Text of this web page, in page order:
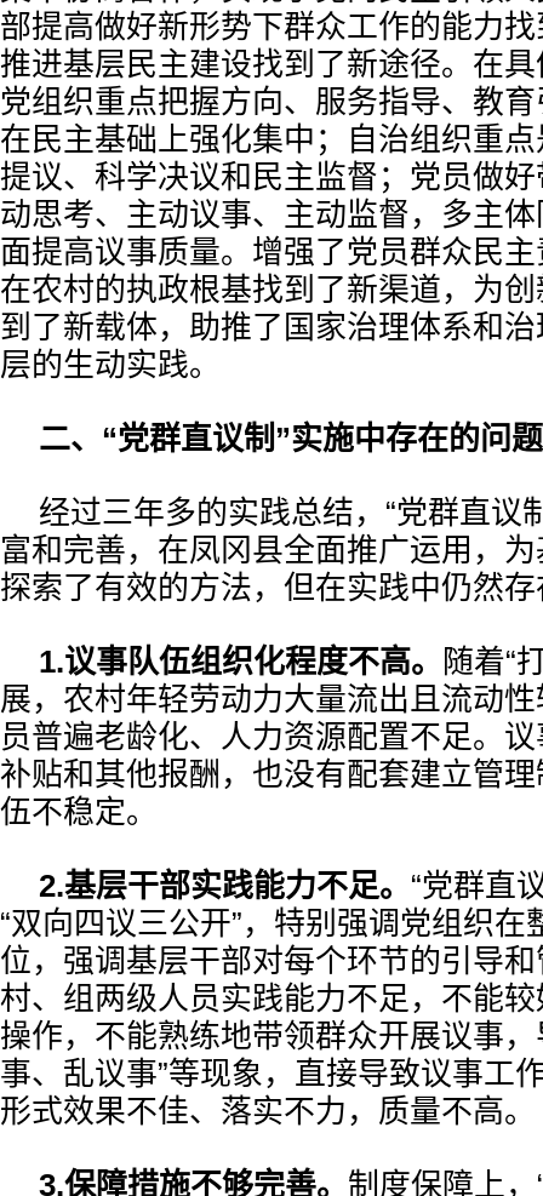
部提高做好新形势下群众工作的能力
推进基层民主建设找到了新途径。在
党组织重点把握方向、服务指导、教
在民主基础上强化集中；自治组织重
提议、科学决议和民主监督；党员做
动思考、主动议事、主动监督，多主
面提高议事质量。增强了党员群众民
在农村的执政根基找到了新渠道，为
到了新载体，助推了国家治理体系和
层的生动实践。
二、“党群直议制”实施中存在的问题
经过三年多的实践总结，“党群直议
富和完善，在凤冈县全面推广运用，
探索了有效的方法，但在实践中仍然
1.议事队伍组织化程度不高。
随着“
展，农村年轻劳动力大量流出且流动
员普遍老龄化、人力资源配置不足。
补贴和其他报酬，也没有配套建立管
伍不稳定。
2.基层干部实践能力不足。 “党群直
“双向四议三公开”，特别强调党组织在
位，强调基层干部对每个环节的引导
村、组两级人员实践能力不足，不能
操作，不能熟练地带领群众开展议事，
事、乱议事”等现象，直接导致议事工
形式效果不佳、落实不力，质量不高。
3.保障措施不够完善。 制度保障上，